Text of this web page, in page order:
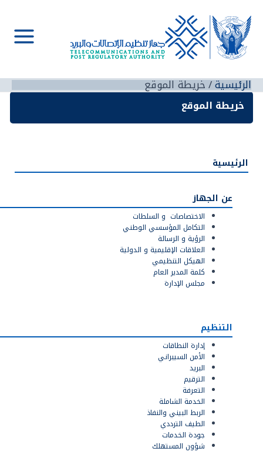
إلى
المحتوى
Main
الرئيسية خريطة الموقع
خريطة الموقع
الرئيسية
عن الجهاز
‫الاختصاصات ‬‫ و‬ ‫السلطات ‬
‫التكامل‬‫ المؤسسي‬ ‫الوطني‬
الرؤية و الرسالة
‫العلاقات‬‫ الإقليمية‬ ‫و‬ ‫الدولية‬
‫الهيكل‬‫ التنظيمي‬
‫كلمة ‬‫المدير‬ ‫العام‬
مجلس الإدارة
التنظيم
إدارة النطاقات
الأمن السيبراني
البريد
الترقيم
التعرفة
الخدمة الشاملة
الربط البيني والنفاذ
الطيف الترددي
جودة الخدمات
شؤون المستهلك